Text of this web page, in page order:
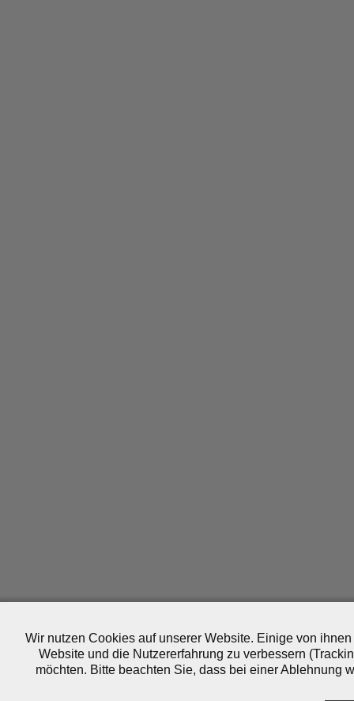
Wir nutzen Cookies auf unserer Website. Einige von
Website und die Nutzererfahrung zu verbessern
möchten. Bitte beachten Sie, dass bei einer Ablehnung